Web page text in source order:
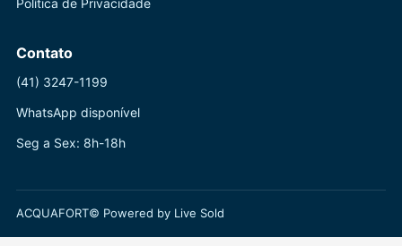
Política de Privacidade
Contato
(41) 3247-1199
WhatsApp disponível
Seg a Sex: 8h-18h
ACQUAFORT© Powered by Live Sold